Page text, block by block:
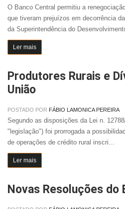
O Banco Central permitiu a
que tiveram prejuízos em decorrência
da Superintendência do
Ler mais
Produtores Rurais e
União
POSTADO POR FÁBIO LAMONICA PEREIRA
Segundo as disposições da Lei n.
"legislação") foi prorrogada a
de operações de crédito rural inscri...
Ler mais
Novas Resoluções do